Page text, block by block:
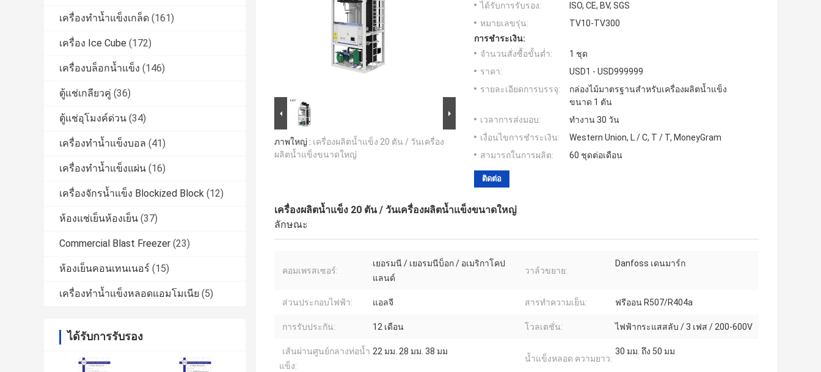
เครื่องทำน้ำแข็งเกล็ด (161)
เครื่อง Ice Cube (172)
เครื่องบล็อกน้ำแข็ง (146)
ตู้แช่เกลียวคู่ (36)
ตู้แช่อุโมงค์ด่วน (34)
เครื่องทำน้ำแข็งบอล (41)
เครื่องทำน้ำแข็งแผ่น (16)
เครื่องจักรน้ำแข็ง Blockized Block (12)
ห้องแช่เย็นห้องเย็น (37)
Commercial Blast Freezer (23)
ห้องเย็นคอนเทนเนอร์ (15)
เครื่องทำน้ำแข็งหลอดแอมโมเนีย (5)
ได้รับการรับรอง
ภาพใหญ่ : เครื่องผลิตน้ำแข็ง 20 ตัน / วันเครื่อง
ผลิตน้ำแข็งขนาดใหญ่
ได้รับการรับรอง:
ISO, CE, BV, SGS
หมายเลขรุ่น:
TV10-TV300
การชำระเงิน:
จำนวนสั่งซื้อขั้นต่ำ:
1 ชุด
ราคา:
USD1 - USD999999
รายละเอียดการบรรจุ:
กล่องไม้มาตรฐานสำหรับเครื่องผลิตน้ำแข็ง
ขนาด 1 ตัน
เวลาการส่งมอบ:
ทำงาน 30 วัน
เงื่อนไขการชำระเงิน:
Western Union, L / C, T / T, MoneyGram
สามารถในการผลิต:
60 ชุดต่อเดือน
ติดต่อ
เครื่องผลิตน้ำแข็ง 20 ตัน / วันเครื่องผลิตน้ำแข็งขนาดใหญ่
ลักษณะ
คอมเพรสเซอร์:
เยอรมนี / เยอรมนีบ็อก / อเมริกาโคป
แลนด์
วาล์วขยาย:
Danfoss เดนมาร์ก
ส่วนประกอบไฟฟ้า: แอลจี สารทำความเย็น: ฟรีออน R507/R404a
การรับประกัน: 12 เดือน โวลเตชั่น: ไฟฟ้ากระแสสลับ / 3 เฟส / 200-600V
เส้นผ่านศูนย์กลางท่อน้ำ
แข็ง:
22 มม. 28 มม. 38 มม
น้ำแข็งหลอด ความยาว:
30 มม. ถึง 50 มม